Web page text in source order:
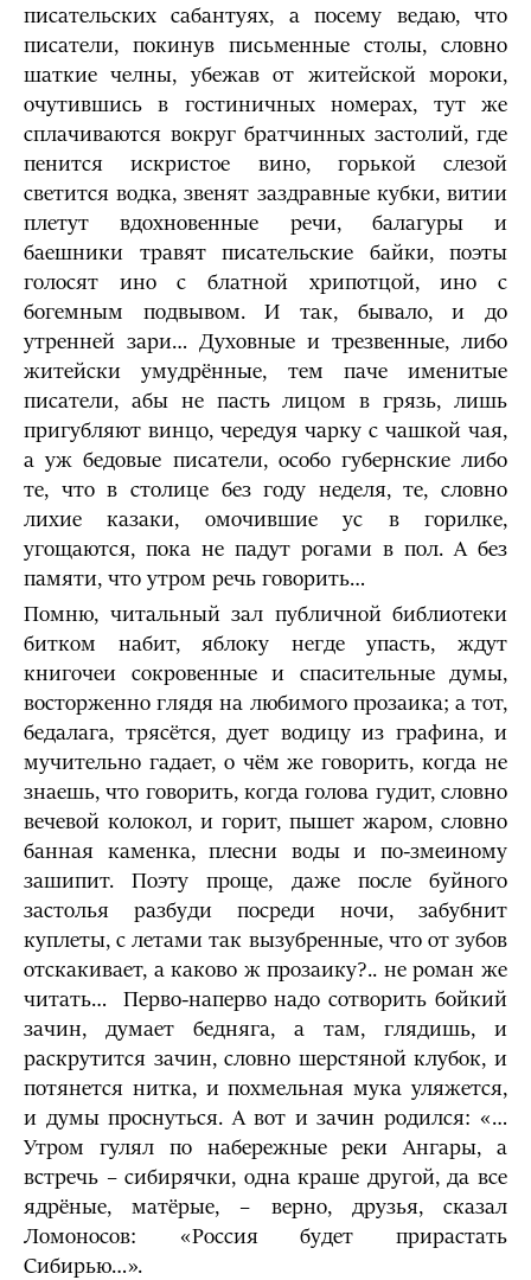
писательских сабантуях, а посему ведаю, что
писатели, покинув письменные столы, словно
шаткие челны, убежав от житейской мороки,
очутившись в гостиничных номерах, тут же
сплачиваются вокруг братчинных застолий, где
пенится искристое вино, горькой слезой
светится водка, звенят заздравные кубки, витии
плетут вдохновенные речи, балагуры и
баешники травят писательские байки, поэты
голосят ино с блатной хрипотцой, ино с
богемным подвывом. И так, бывало, и до
утренней зари… Духовные и трезвенные, либо
житейски умудрённые, тем паче именитые
писатели, абы не пасть лицом в грязь, лишь
пригубляют винцо, чередуя чарку с чашкой чая,
а уж бедовые писатели, особо губернские либо
те, что в столице без году неделя, те, словно
лихие казаки, омочившие ус в горилке,
угощаются, пока не падут рогами в пол. А без
памяти, что утром речь говорить…
Помню, читальный зал публичной библиотеки
битком набит, яблоку негде упасть, ждут
книгочеи сокровенные и спасительные думы,
восторженно глядя на любимого прозаика; а тот,
бедалага, трясётся, дует водицу из графина, и
мучительно гадает, о чём же говорить, когда не
знаешь, что говорить, когда голова гудит, словно
вечевой колокол, и горит, пышет жаром, словно
банная каменка, плесни воды и по-змеиному
зашипит. Поэту проще, даже после буйного
застолья разбуди посреди ночи, забубнит
куплеты, с летами так вызубренные, что от зубов
отскакивает, а каково ж прозаику?.. не роман же
читать… Перво-наперво надо сотворить бойкий
зачин, думает бедняга, а там, глядишь, и
раскрутится зачин, словно шерстяной клубок, и
потянется нитка, и похмельная мука уляжется,
и думы проснуться. А вот и зачин родился: «…
Утром гулял по набережные реки Ангары, а
встречь – сибирячки, одна краше другой, да все
ядрёные, матёрые, – верно, друзья, сказал
Ломоносов: «Россия будет прирастать
Сибирью…».